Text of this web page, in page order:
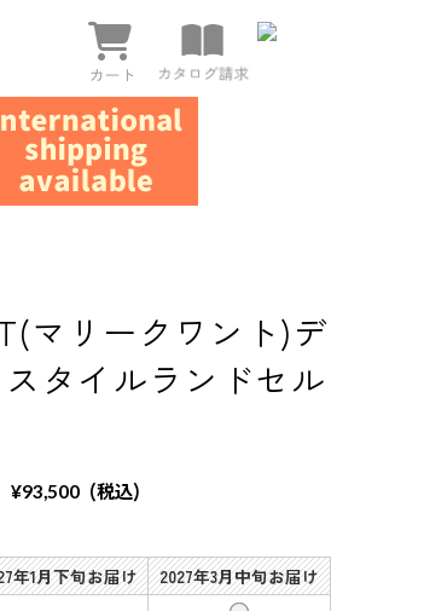
マリークワント)デ
タイルランドセル
¥93,500 (税込)
年1月下旬お届け
2027年3月中旬お届け